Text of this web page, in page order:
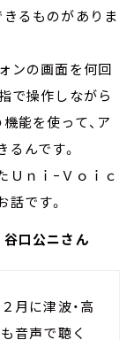
るものがありま
ンの画面を何回
で操作しながら
能を使って、ア
んです。
ＵｎｉｰＶｏｉｃ
です。
口公ニさん
月に津波・高
音声で聴く